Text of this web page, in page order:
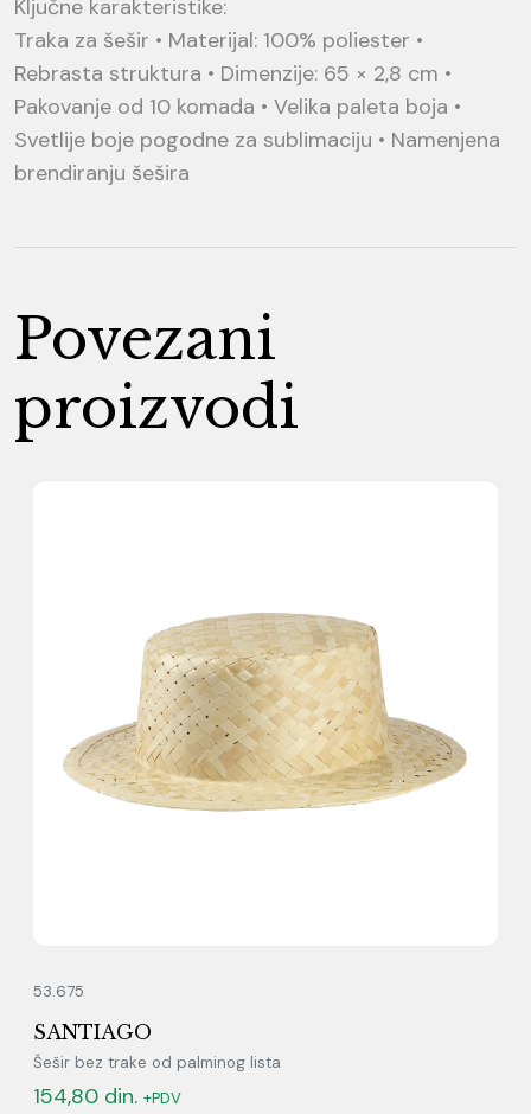
Ključne karakteristike:
Traka za šešir • Materijal: 100% poliester •
Rebrasta struktura • Dimenzije: 65 × 2,8 cm •
Pakovanje od 10 komada • Velika paleta boja •
Svetlije boje pogodne za sublimaciju • Namenjena
brendiranju šešira
Povezani
proizvodi
53.675
SANTIAGO
Šešir bez trake od palminog lista
154,80 din. +PDV